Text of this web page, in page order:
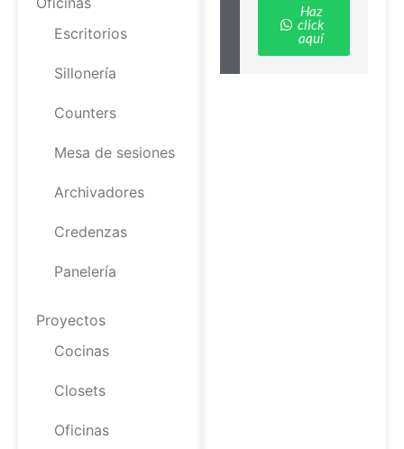
Escritorios
Sillonería
Counters
Mesa de sesiones
Archivadores
Credenzas
Panelería
Proyectos
Cocinas
Closets
Oficinas
Haz
click
aquí